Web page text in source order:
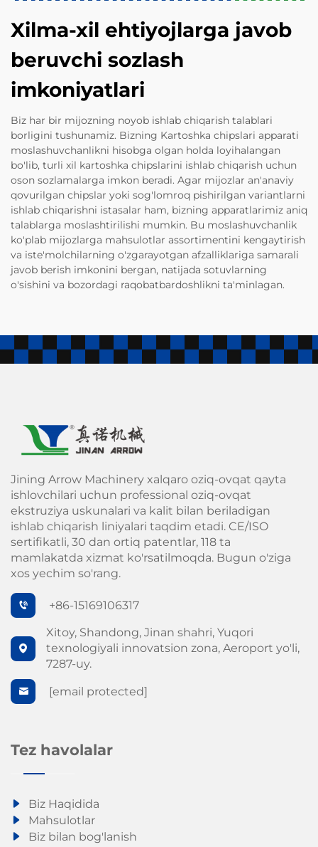
Xilma-xil ehtiyojlarga javob
beruvchi sozlash
imkoniyatlari
Biz har bir mijozning noyob ishlab chiqarish talablari
borligini tushunamiz. Bizning Kartoshka chipslari apparati
moslashuvchanlikni hisobga olgan holda loyihalangan
bo'lib, turli xil kartoshka chipslarini ishlab chiqarish uchun
oson sozlamalarga imkon beradi. Agar mijozlar an'anaviy
qovurilgan chipslar yoki sog'lomroq pishirilgan variantlarni
ishlab chiqarishni istasalar ham, bizning apparatlarimiz aniq
talablarga moslashtirilishi mumkin. Bu moslashuvchanlik
ko'plab mijozlarga mahsulotlar assortimentini kengaytirish
va iste'molchilarning o'zgarayotgan afzalliklariga samarali
javob berish imkonini bergan, natijada sotuvlarning
o'sishini va bozordagi raqobatbardoshlikni ta'minlagan.
Jining Arrow Machinery xalqaro oziq-ovqat qayta
ishlovchilari uchun professional oziq-ovqat
ekstruziya uskunalari va kalit bilan beriladigan
ishlab chiqarish liniyalari taqdim etadi. CE/ISO
sertifikatli, 30 dan ortiq patentlar, 118 ta
mamlakatda xizmat ko'rsatilmoqda. Bugun o'ziga
xos yechim so'rang.
+86-15169106317
Xitoy, Shandong, Jinan shahri, Yuqori
texnologiyali innovatsion zona, Aeroport yo'li,
7287-uy.
[email protected]
Tez havolalar
Biz Haqidida
Mahsulotlar
Biz bilan bog'lanish